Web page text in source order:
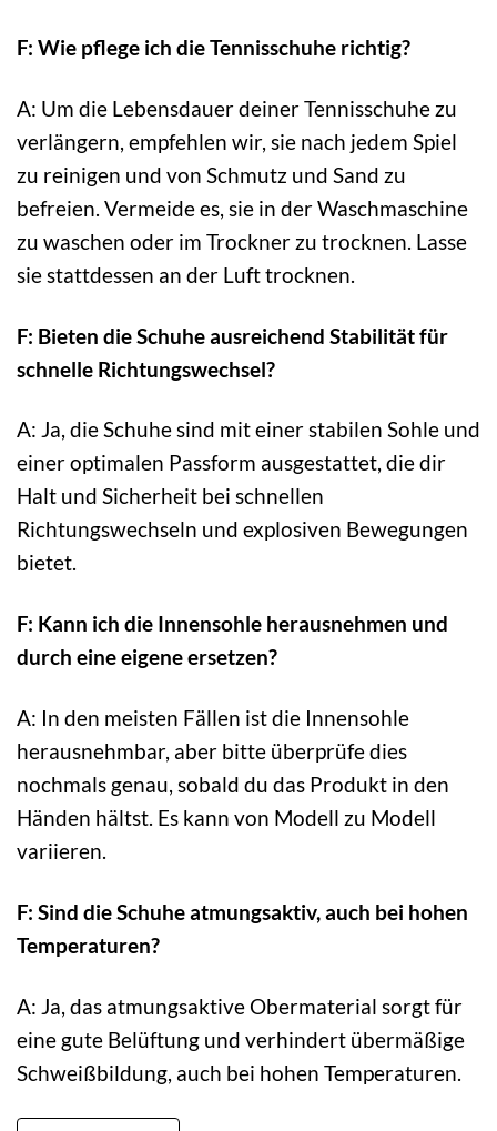
F: Wie pflege ich die Tennisschuhe richtig?
A: Um die Lebensdauer deiner Tennisschuhe zu
verlängern, empfehlen wir, sie nach jedem Spiel
zu reinigen und von Schmutz und Sand zu
befreien. Vermeide es, sie in der Waschmaschine
zu waschen oder im Trockner zu trocknen. Lasse
sie stattdessen an der Luft trocknen.
F: Bieten die Schuhe ausreichend Stabilität für
schnelle Richtungswechsel?
A: Ja, die Schuhe sind mit einer stabilen Sohle und
einer optimalen Passform ausgestattet, die dir
Halt und Sicherheit bei schnellen
Richtungswechseln und explosiven Bewegungen
bietet.
F: Kann ich die Innensohle herausnehmen und
durch eine eigene ersetzen?
A: In den meisten Fällen ist die Innensohle
herausnehmbar, aber bitte überprüfe dies
nochmals genau, sobald du das Produkt in den
Händen hältst. Es kann von Modell zu Modell
variieren.
F: Sind die Schuhe atmungsaktiv, auch bei hohen
Temperaturen?
A: Ja, das atmungsaktive Obermaterial sorgt für
eine gute Belüftung und verhindert übermäßige
Schweißbildung, auch bei hohen Temperaturen.